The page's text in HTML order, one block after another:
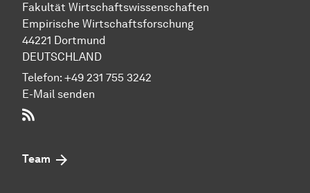
Fakultät Wirtschafts­wissen­schaften
Empirische Wirtschaftsforschung
44221 Dort­mund
DEUTSCHLAND
Telefon: +49 231 755 3242
E-Mail senden
Team